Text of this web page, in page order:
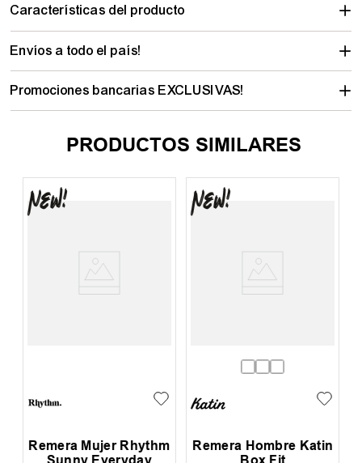
Características del producto
Envíos a todo el país!
Promociones bancarias EXCLUSIVAS!
PRODUCTOS SIMILARES
Remera Mujer Rhythm
Sunny Everyday
Remera Hombre Katin
Box Fit